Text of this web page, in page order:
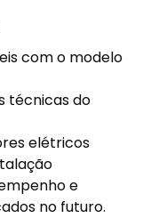
com o modelo
técnicas do
elétricos
e
no futuro.